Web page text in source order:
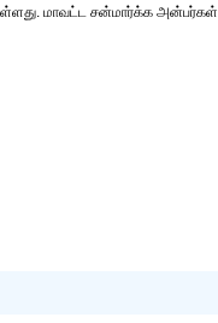
உள்ளது. மாவட்ட சன்மார்க்க அன்பர்கள்